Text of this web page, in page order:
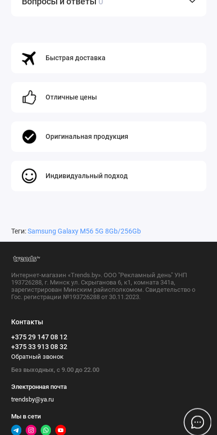
значит, что за 30 минут аккумулятор
цикл занимает чуть больше часа.
характерно для современных моноблоков.
Связь и навигация: полный 5G-спектр для
ловиться уверенно.
Wi-Fi 6 (802.11ax) — для скоростного
домашнего интернета;
GPS, ГЛОНАСС, Beidou и GALILEO —
навигация работает точно даже в густом
лесу или плотной городской застройке;
оптический сканер отпечатка пальца,
встроенный прямо в дисплей, и
разблокировка по лицу.
Быстрая доставка
Отличные цены
Оригинальная продукция
Индивидуальный подход
Теги:Samsung Galaxy M56 5G 8Gb/256Gb
Интернет-магазин «Trends.by». ООО "Рекламный день" УНП
193726288, г. Минск ул. Скрыганова 6, к1, комната 341а,
зарегистрирован Минским райисполкомом. Свидетельство о
Гос. регистрации №193726288 от 30.11.2023.
Контакты
+375 29 147 08 12
+375 33 913 08 32
Обратный звонок
Без выходных, с 9.00 до 22.00
Электронная почта
trendsby@ya.ru
Мы в сети